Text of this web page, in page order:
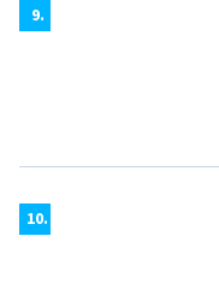
9.
10.